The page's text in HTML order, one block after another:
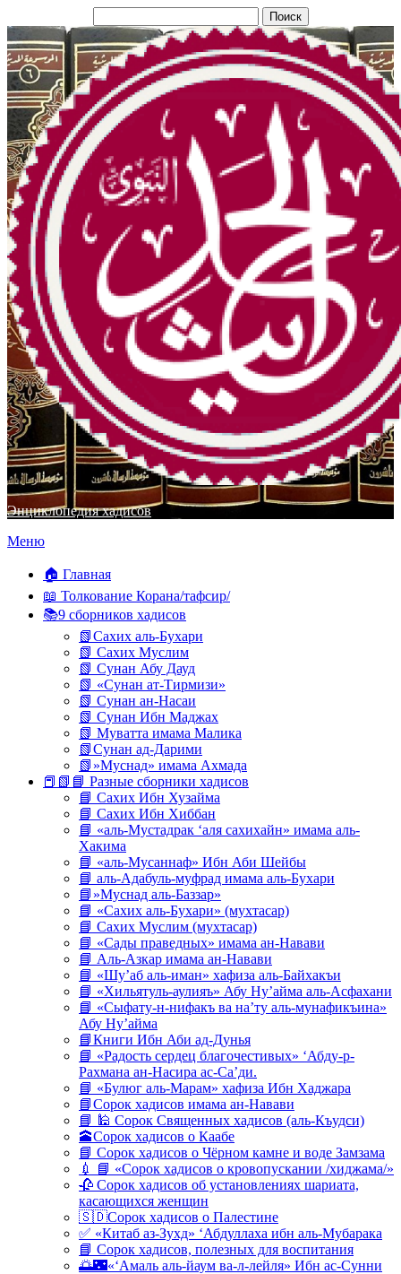
Энциклопедия хадисов
Перейти
содержимому
Меню
🏠 Главная
📖 Толкование Корана/тафсир/
📚9 сборников хадисов
📗Сахих аль-Бухари
📗 Сахих Муслим
📗 Сунан Абу Дауд
📗 «Сунан ат-Тирмизи»
📗 Сунан ан-Насаи
📗 Сунан Ибн Маджах
📗 Муватта имама Малика
📗Сунан ад-Дарими
📗»Муснад» имама Ахмада
📕📗📘 Разные сборники хадисов
📘 Сахих Ибн Хузайма
📘 Сахих Ибн Хиббан
📘 «аль-Мустадрак ‘аля сахихайн» имама аль-
Хакима
📘 «аль-Мусаннаф» Ибн Аби Шейбы
📘 аль-Адабуль-муфрад имама аль-Бухари
📘»Муснад аль-Баззар»
📘 «Сахих аль-Бухари» (мухтасар)
📘 Сахих Муслим (мухтасар)
📘 «Сады праведных» имама ан-Навави
📘 Аль-Азкар имама ан-Навави
📘 «Шу’аб аль-иман» хафиза аль-Байхакъи
📘 «Хильятуль-аулияъ» Абу Ну’айма аль-Асфахани
📘 «Сыфату-н-нифакъ ва на’ту аль-мунафикъина»
Абу Ну’айма
📘Книги Ибн Аби ад-Дунья
📘 «Радость сердец благочестивых» ‘Абду-р-
Рахмана ан-Насира ас-Са’ди.
📘 «Булюг аль-Марам» хафиза Ибн Хаджара
📘Сорок хадисов имама ан-Навави
📘 🕌 Сорок Священных хадисов (аль-Къудси)
🕋Сорок хадисов о Каабе
📘 Сорок хадисов о Чёрном камне и воде Замзама
💉 📘 «Сорок хадисов о кровопускании /хиджама/»
🥀 Сорок хадисов об установлениях шариата,
касающихся женщин
🇸🇩Сорок хадисов о Палестине
✅ «Китаб аз-Зухд» ‘Абдуллаха ибн аль-Мубарака
📘 Сорок хадисов, полезных для воспитания
🌅🌃«‘Амаль аль-йаум ва-л-лейля» Ибн ас-Сунни